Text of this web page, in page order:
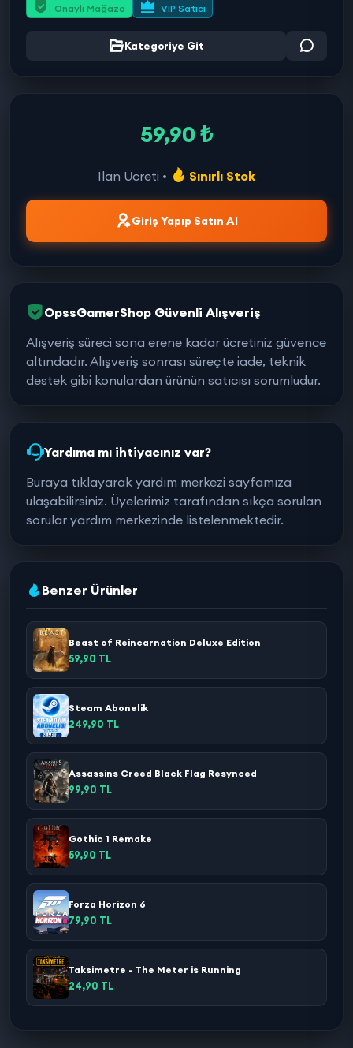
Onaylı Mağaza VIP Satıcı
Kategoriye Git
59,90 ₺
İlan Ücreti • Sınırlı Stok
Giriş Yapıp Satın Al
OpssGamerShop Güvenli Alışveriş
Alışveriş süreci sona erene kadar ücretiniz güvence
altındadır. Alışveriş sonrası süreçte iade, teknik
destek gibi konulardan ürünün satıcısı sorumludur.
Yardıma mı ihtiyacınız var?
Buraya tıklayarak yardım merkezi sayfamıza
ulaşabilirsiniz. Üyelerimiz tarafından sıkça sorulan
sorular yardım merkezinde listelenmektedir.
Benzer Ürünler
Beast of Reincarnation Deluxe Edition
59,90 TL
Steam Abonelik
249,90 TL
Assassins Creed Black Flag Resynced
99,90 TL
Gothic 1 Remake
59,90 TL
Forza Horizon 6
79,90 TL
Taksimetre - The Meter is Running
24,90 TL